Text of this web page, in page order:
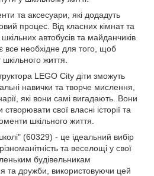
та аксесуари, які додадуть
процес. Від класних кімнат та
автобусів та майданчиків
все необхідне для того, щоб
життя.
LEGO City діти зможуть
навички та творче мислення,
які вони самі вигадають. Вони
свої власні історії та
шкільного життя.
(60329) - це ідеальний вибір
та веселощі у свої
будівельникам
та дружби, використовуючи цей